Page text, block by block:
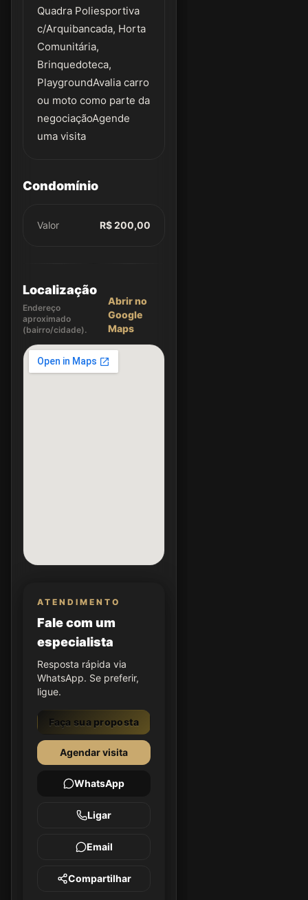
Quadra Poliesportiva
c/Arquibancada, Horta
Comunitária,
Brinquedoteca,
PlaygroundAvalia carro
ou moto como parte da
negociaçãoAgende
uma visita
Condomínio
Valor R$ 200,00
Localização
Endereço
aproximado
(bairro/cidade).
Abrir no
Google
Maps
ATENDIMENTO
Fale com um
especialista
Resposta rápida via
WhatsApp. Se preferir,
ligue.
Faça sua proposta
Agendar visita
WhatsApp
Ligar
Email
Compartilhar